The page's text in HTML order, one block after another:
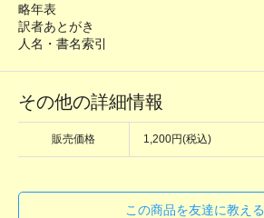
略年表
訳者あとがき
人名・書名索引
その他の詳細情報
販売価格 1,200円(税込)
この商品を友達に教える